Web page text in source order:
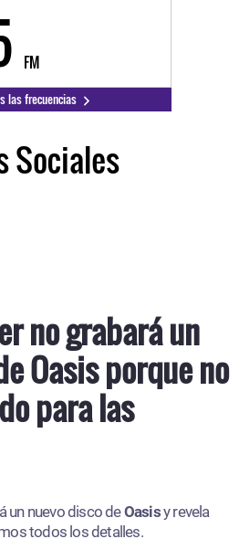
FM
las frecuencias
Sociales
no grabará un
Oasis porque no
para las
un nuevo disco deOasisy revela
todos los detalles.